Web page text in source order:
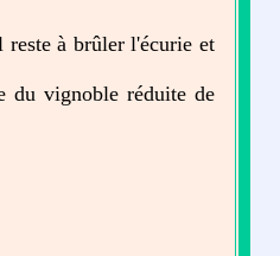
à brûler l'écurie et
du vignoble réduite de